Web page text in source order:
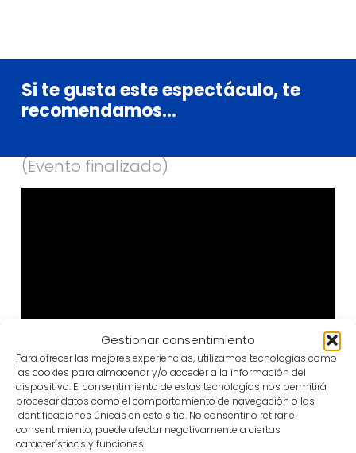
Gestionar consentimiento
Para ofrecer las mejores experiencias, utilizamos tecnologías como
las cookies para almacenar y/o acceder a la información del
dispositivo. El consentimiento de estas tecnologías nos permitirá
procesar datos como el comportamiento de navegación o las
identificaciones únicas en este sitio. No consentir o retirar el
consentimiento, puede afectar negativamente a ciertas
características y funciones.
Si tegustaesteespectáculo,te
recomendamos...
Venue
Antigua Universidad Renacentista